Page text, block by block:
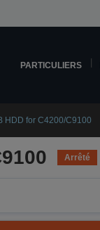
PARTICULIERS
HDD for C4200/C9100
Arrêté